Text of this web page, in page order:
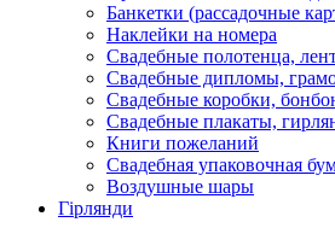
Банкетки (рассадочные
Наклейки на номера
Свадебные полотенца,
Свадебные дипломы,
Свадебные коробки,
Свадебные плакаты,
Книги пожеланий
Свадебная упаковочная
Воздушные шары
Гірлянди